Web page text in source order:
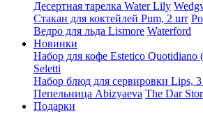
Десертная тарелка Water Lily
Стакан для коктейлей Pum, 2 шт
Ведро для льда Lismore Waterford
Новинки
Набор для кофе Estetico
Seletti
Набор блюд для сервировки Lips,
Пепельница Abizyaeva The Dar
Подарки